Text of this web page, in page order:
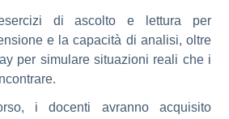
di ascolto e lettura per
e la capacità di analisi, oltre
per simulare situazioni reali che i
i docenti avranno acquisito